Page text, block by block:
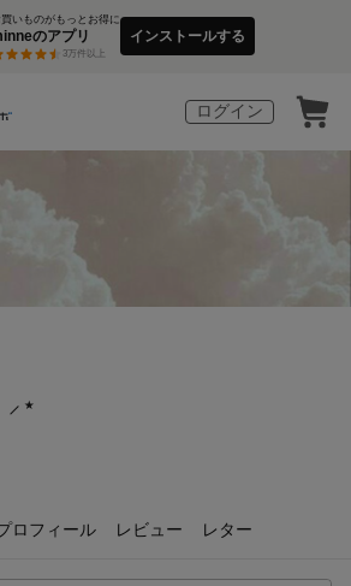
買いものがもっとお得に
のアプリ
3万件以上
インストールする
ログイン
ロフィール レビュー レター